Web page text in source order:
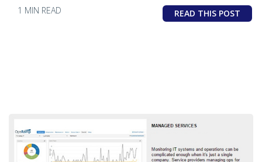
1 MIN READ READ THIS POST